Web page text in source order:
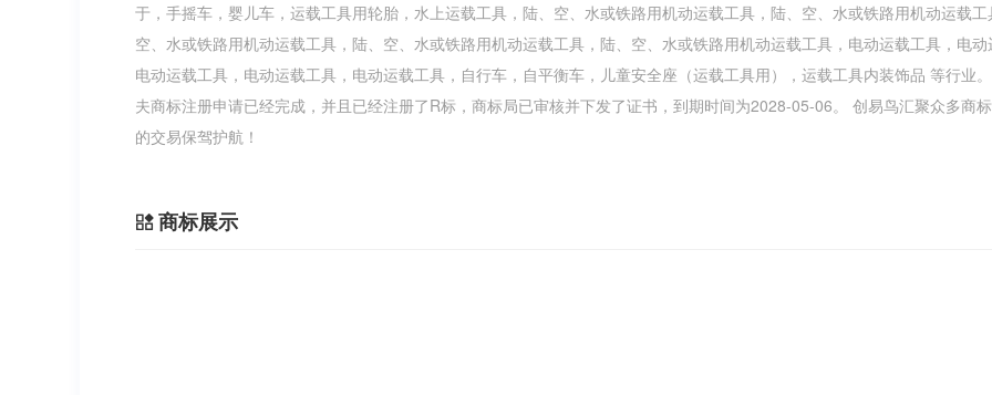
于，手摇车，婴儿车，运载工具用轮胎，水上运载工具，陆、空、水或铁路用机动运载工具，陆、空、水或铁路用机动运载
空、水或铁路用机动运载工具，陆、空、水或铁路用机动运载工具，陆、空、水或铁路用机动运载工具，电动运载工具，电
电动运载工具，电动运载工具，电动运载工具，自行车，自平衡车，儿童安全座（运载工具用），运载工具内装饰品 等行业
夫商标注册申请已经完成，并且已经注册了R标，商标局已审核并下发了证书，到期时间为2028-05-06。 创易鸟汇聚众多商
的交易保驾护航！
商标展示